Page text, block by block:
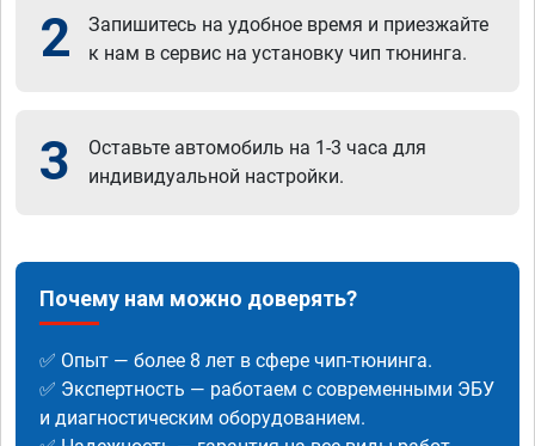
2
Запишитесь на удобное время и приезжайте
к нам в сервис на установку чип тюнинга.
3
Оставьте автомобиль на 1-3 часа для
индивидуальной настройки.
Почему нам можно доверять?
✅ Опыт — более 8 лет в сфере чип-тюнинга.
✅ Экспертность — работаем с современными ЭБУ
и диагностическим оборудованием.